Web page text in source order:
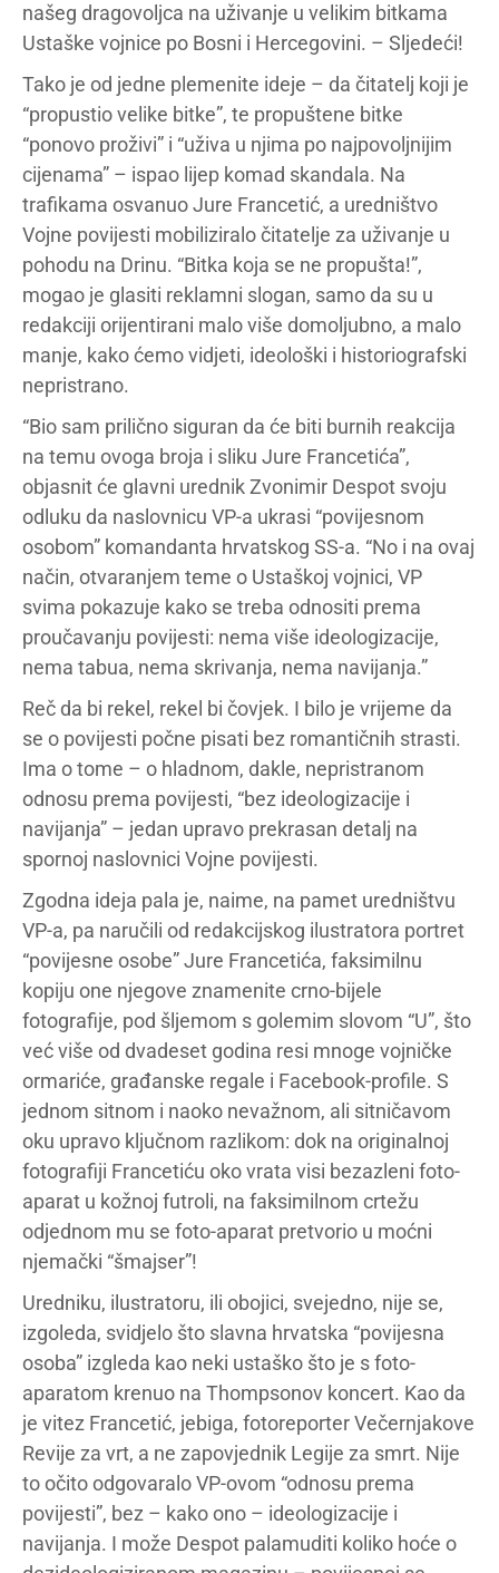
našeg dragovoljca na uživanje u velikim bitkama
Ustaške vojnice po Bosni i Hercegovini. – Sljedeći!
Tako je od jedne plemenite ideje – da čitatelj koji je
“propustio velike bitke”, te propuštene bitke
“ponovo proživi” i “uživa u njima po najpovoljnijim
cijenama” – ispao lijep komad skandala. Na
trafikama osvanuo Jure Francetić, a uredništvo
Vojne povijesti mobiliziralo čitatelje za uživanje u
pohodu na Drinu. “Bitka koja se ne propušta!”,
mogao je glasiti reklamni slogan, samo da su u
redakciji orijentirani malo više domoljubno, a malo
manje, kako ćemo vidjeti, ideološki i historiografski
nepristrano.
“Bio sam prilično siguran da će biti burnih reakcija
na temu ovoga broja i sliku Jure Francetića”,
objasnit će glavni urednik Zvonimir Despot svoju
odluku da naslovnicu VP-a ukrasi “povijesnom
osobom” komandanta hrvatskog SS-a. “No i na ovaj
način, otvaranjem teme o Ustaškoj vojnici, VP
svima pokazuje kako se treba odnositi prema
proučavanju povijesti: nema više ideologizacije,
nema tabua, nema skrivanja, nema navijanja.”
Reč da bi rekel, rekel bi čovjek. I bilo je vrijeme da
se o povijesti počne pisati bez romantičnih strasti.
Ima o tome – o hladnom, dakle, nepristranom
odnosu prema povijesti, “bez ideologizacije i
navijanja” – jedan upravo prekrasan detalj na
spornoj naslovnici Vojne povijesti.
Zgodna ideja pala je, naime, na pamet uredništvu
VP-a, pa naručili od redakcijskog ilustratora portret
“povijesne osobe” Jure Francetića, faksimilnu
kopiju one njegove znamenite crno-bijele
fotografije, pod šljemom s golemim slovom “U”, što
već više od dvadeset godina resi mnoge vojničke
ormariće, građanske regale i Facebook-profile. S
jednom sitnom i naoko nevažnom, ali sitničavom
oku upravo ključnom razlikom: dok na originalnoj
fotografiji Francetiću oko vrata visi bezazleni foto-
aparat u kožnoj futroli, na faksimilnom crtežu
odjednom mu se foto-aparat pretvorio u moćni
njemački “šmajser”!
Uredniku, ilustratoru, ili obojici, svejedno, nije se,
izgoleda, svidjelo što slavna hrvatska “povijesna
osoba” izgleda kao neki ustaško što je s foto-
aparatom krenuo na Thompsonov koncert. Kao da
je vitez Francetić, jebiga, fotoreporter Večernjakove
Revije za vrt, a ne zapovjednik Legije za smrt. Nije
to očito odgovaralo VP-ovom “odnosu prema
povijesti”, bez – kako ono – ideologizacije i
navijanja. I može Despot palamuditi koliko hoće o